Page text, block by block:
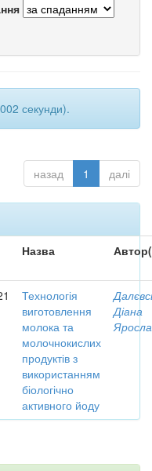
секунди).
назад 1 далі
Назва
Технологія
виготовлення
молока та
молочнокислих
продуктів з
використанням
біологічно
активного йоду
Діана